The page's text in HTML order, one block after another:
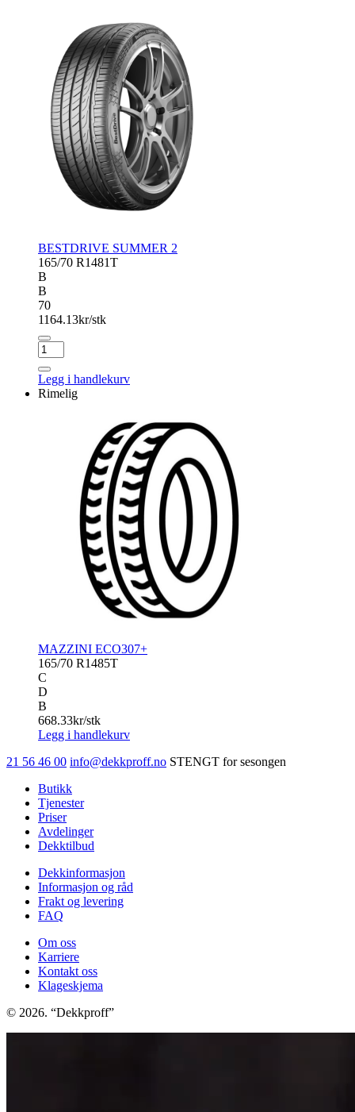
BESTDRIVE SUMMER 2
165/70 R1481T
B
B
70
1164.13kr/stk
BESTDRIVE
SUMMER
2
antall
Legg i handlekurv
Rimelig
MAZZINI ECO307+
165/70 R1485T
C
D
B
668.33kr/stk
Legg i handlekurv
21 56 46 00 info@dekkproff.no STENGT for sesongen
Butikk
Tjenester
Priser
Avdelinger
Dekktilbud
Dekkinformasjon
Informasjon og råd
Frakt og levering
FAQ
Om oss
Karriere
Kontakt oss
Klageskjema
© 2026. “Dekkproff”